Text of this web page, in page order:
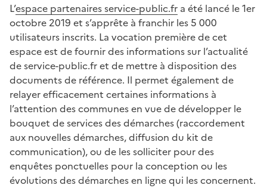
L’espace partenaires service-public.fr a été lancé le 1er
octobre 2019 et s’apprête à franchir les 5 000
utilisateurs inscrits. La vocation première de cet
espace est de fournir des informations sur l’actualité
de service-public.fr et de mettre à disposition des
documents de référence. Il permet également de
relayer efficacement certaines informations à
l’attention des communes en vue de développer le
bouquet de services des démarches (raccordement
aux nouvelles démarches, diffusion du kit de
communication), ou de les solliciter pour des
enquêtes ponctuelles pour la conception ou les
évolutions des démarches en ligne qui les concernent.